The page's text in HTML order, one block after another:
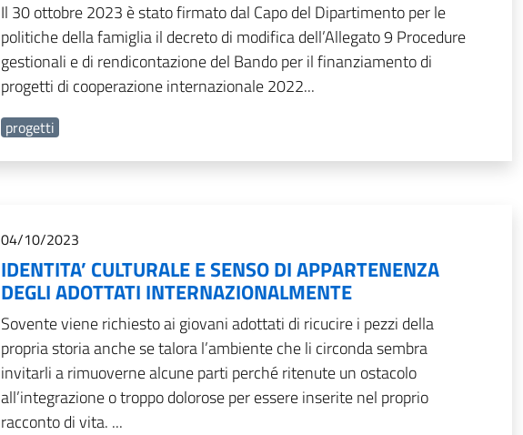
Il 30 ottobre 2023 è stato firmato dal Capo del Dipartimento per le
politiche della famiglia il decreto di modifica dell’Allegato 9 Procedure
gestionali e di rendicontazione del Bando per il finanziamento di
progetti di cooperazione internazionale 2022...
progetti
04/10/2023
IDENTITA’ CULTURALE E SENSO DI APPARTENENZA
DEGLI ADOTTATI INTERNAZIONALMENTE
Sovente viene richiesto ai giovani adottati di ricucire i pezzi della
propria storia anche se talora l’ambiente che li circonda sembra
invitarli a rimuoverne alcune parti perché ritenute un ostacolo
all’integrazione o troppo dolorose per essere inserite nel proprio
racconto di vita. ...